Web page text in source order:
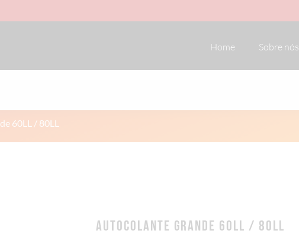
Home Sobre nós
60LL / 80LL
AUTOCOLANTE GRANDE 60LL / 80LL